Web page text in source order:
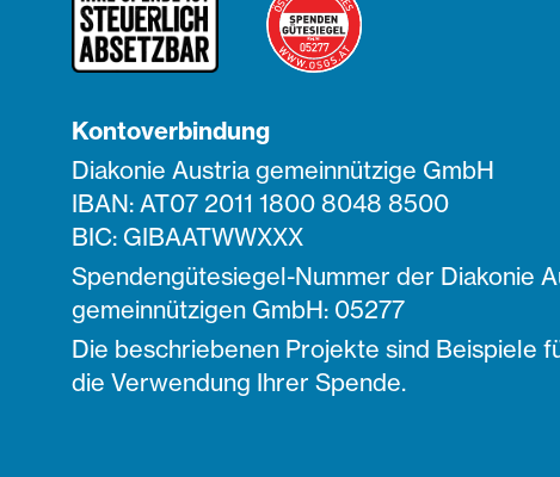
Kontoverbindung
Diakonie Austria gemeinnützige GmbH
IBAN: AT07 2011 1800 8048 8500
BIC: GIBAATWWXXX
Spendengütesiegel-Nummer der Diakonie
gemeinnützigen GmbH: 05277
Die beschriebenen Projekte sind Beispiele
die Verwendung Ihrer Spende.